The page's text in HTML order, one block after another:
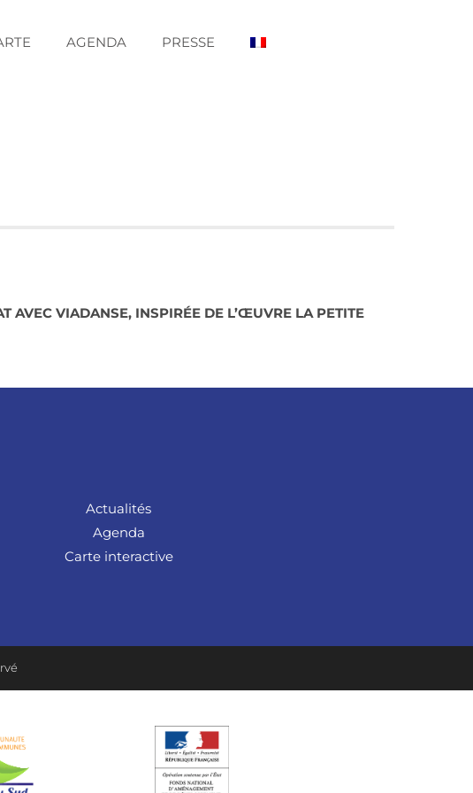
AGENDA PRESSE
AVEC VIADANSE, INSPIRÉE DE L’ŒUVRE LA PETITE
Actualités
Agenda
Carte interactive